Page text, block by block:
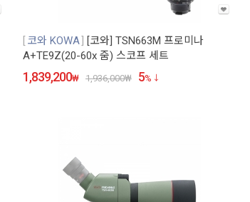
코와 KOWA
[코와] TSN663M 프로미나
A+TE9Z(20-60x 줌) 스코프 세트
1,839,200₩ 1,936,000₩ 5%